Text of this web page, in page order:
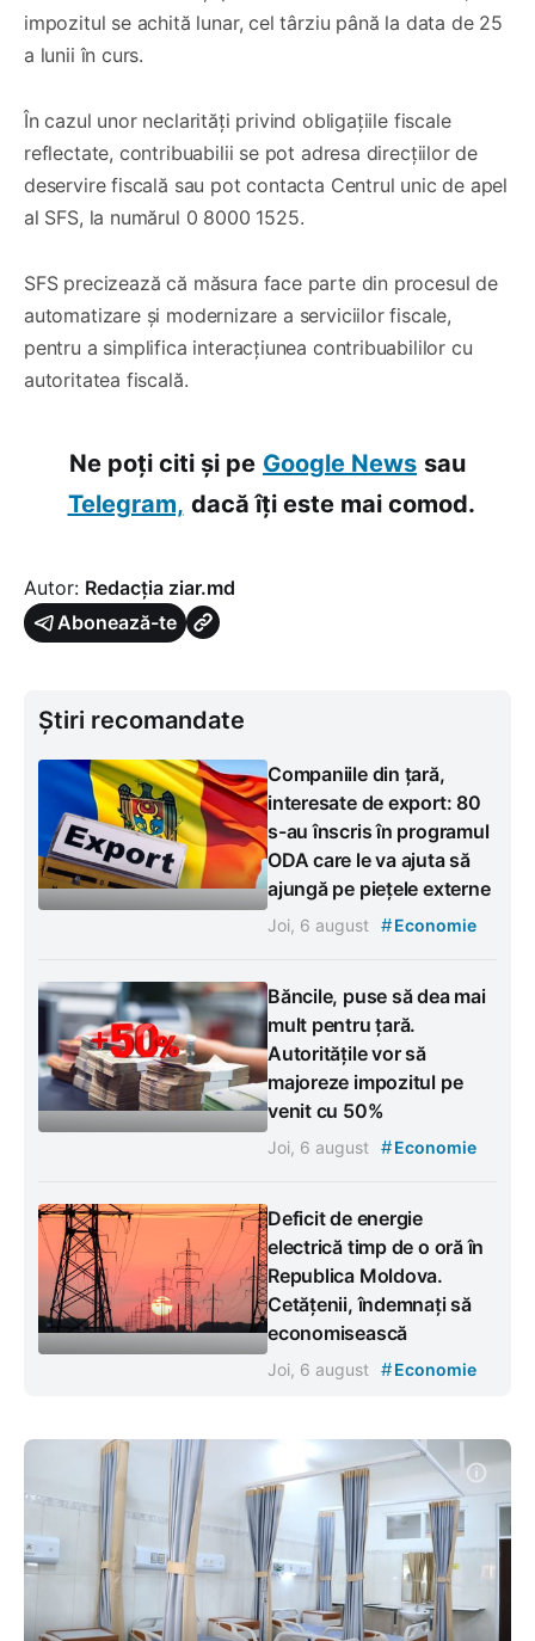
impozitul se achită lunar, cel târziu până la data de 25
a lunii în curs.
În cazul unor neclarități privind obligațiile fiscale
reflectate, contribuabilii se pot adresa direcțiilor de
deservire fiscală sau pot contacta Centrul unic de apel
al SFS, la numărul 0 8000 1525.
SFS precizează că măsura face parte din procesul de
automatizare și modernizare a serviciilor fiscale,
pentru a simplifica interacțiunea contribuabililor cu
autoritatea fiscală.
Ne poți citi și pe Google News sau
Telegram, dacă îți este mai comod.
Autor: Redacția ziar.md
Abonează-te
Știri recomandate
Companiile din țară,
interesate de export: 80
s-au înscris în programul
ODA care le va ajuta să
ajungă pe piețele externe
Joi, 6 august #Economie
Băncile, puse să dea mai
mult pentru țară.
Autoritățile vor să
majoreze impozitul pe
venit cu 50%
Joi, 6 august #Economie
Deficit de energie
electrică timp de o oră în
Republica Moldova.
Cetățenii, îndemnați să
economisească
Joi, 6 august #Economie